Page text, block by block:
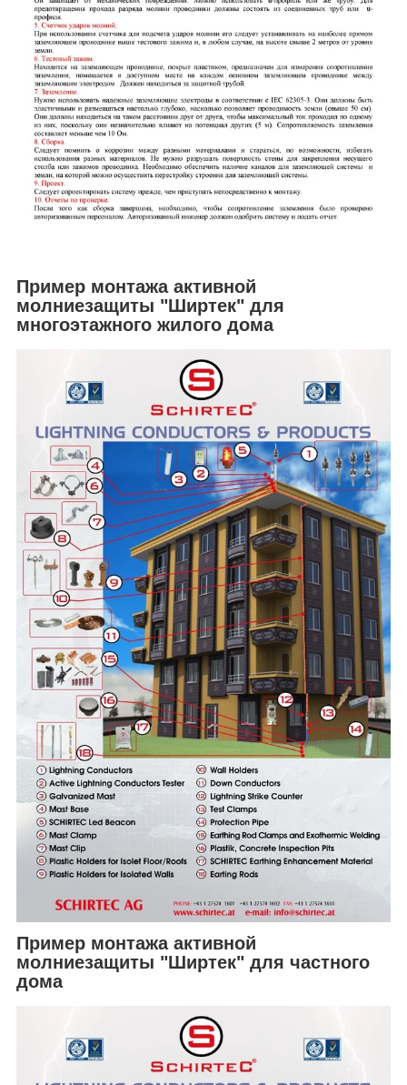
Пример монтажа активной
молниезащиты "Ширтек" для
многоэтажного жилого дома
Пример монтажа активной
молниезащиты "Ширтек" для частного
дома